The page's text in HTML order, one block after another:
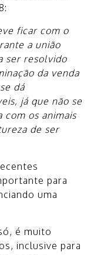
ficar com o
a união
ser resolvido
da venda
dá
já que não se
com os animais
de ser
para
uma
é muito
inclusive para